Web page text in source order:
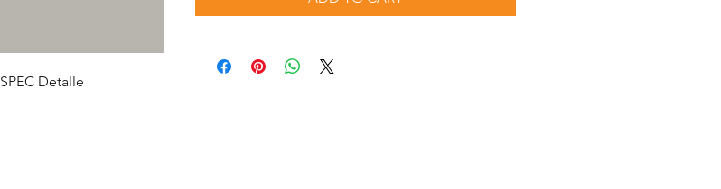
Detalle